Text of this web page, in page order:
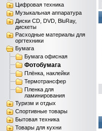
Цифровая техника
Музыкальная аппаратура
Диски CD, DVD, BluRay,
дискеты
Расходные материалы для
оргтехники
Бумага
Бумага офисная
Фотобумага
Плёнка, наклейки
Термотрансфер
Пленка для
ламинирования
Туризм и отдых
Спортивные товары
Бытовая техника
Товары для кухни